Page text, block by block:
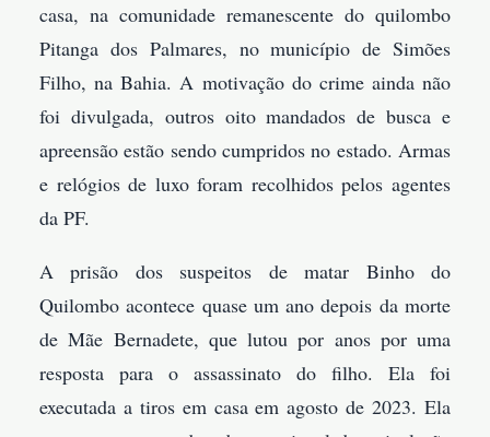
casa, na comunidade remanescente do quilombo
Pitanga dos Palmares, no município de Simões
Filho, na Bahia. A motivação do crime ainda não
foi divulgada, outros oito mandados de busca e
apreensão estão sendo cumpridos no estado. Armas
e relógios de luxo foram recolhidos pelos agentes
da PF.
A prisão dos suspeitos de matar Binho do
Quilombo acontece quase um ano depois da morte
de Mãe Bernadete, que lutou por anos por uma
resposta para o assassinato do filho. Ela foi
executada a tiros em casa em agosto de 2023. Ela